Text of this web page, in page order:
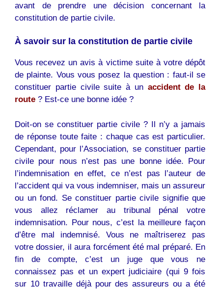
avant de prendre une décision concernant la
constitution de partie civile.
À savoir sur la constitution de partie civile
Vous recevez un avis à victime suite à votre dépôt
de plainte. Vous vous posez la question : faut-il se
constituer partie civile suite à un accident de la
route ? Est-ce une bonne idée ?
Doit-on se constituer partie civile ? Il n’y a jamais
de réponse toute faite : chaque cas est particulier.
Cependant, pour l’Association, se constituer partie
civile pour nous n’est pas une bonne idée. Pour
l’indemnisation en effet, ce n’est pas l’auteur de
l’accident qui va vous indemniser, mais un assureur
ou un fond. Se constituer partie civile signifie que
vous allez réclamer au tribunal pénal votre
indemnisation. Pour nous, c’est la meilleure façon
d’être mal indemnisé. Vous ne maîtriserez pas
votre dossier, il aura forcément été mal préparé. En
fin de compte, c’est un juge que vous ne
connaissez pas et un expert judiciaire (qui 9 fois
sur 10 travaille déjà pour des assureurs ou a été